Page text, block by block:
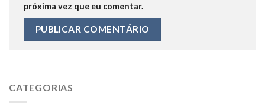
próxima vez que eu comentar.
CATEGORIAS